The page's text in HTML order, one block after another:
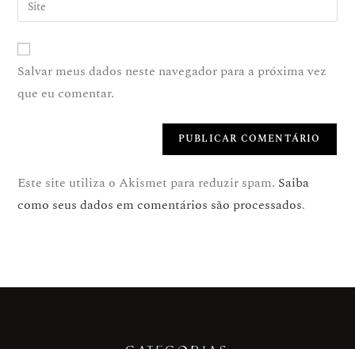
Salvar meus dados neste navegador para a próxima vez
que eu comentar.
Este site utiliza o Akismet para reduzir spam. Saiba
como seus dados em comentários são processados.